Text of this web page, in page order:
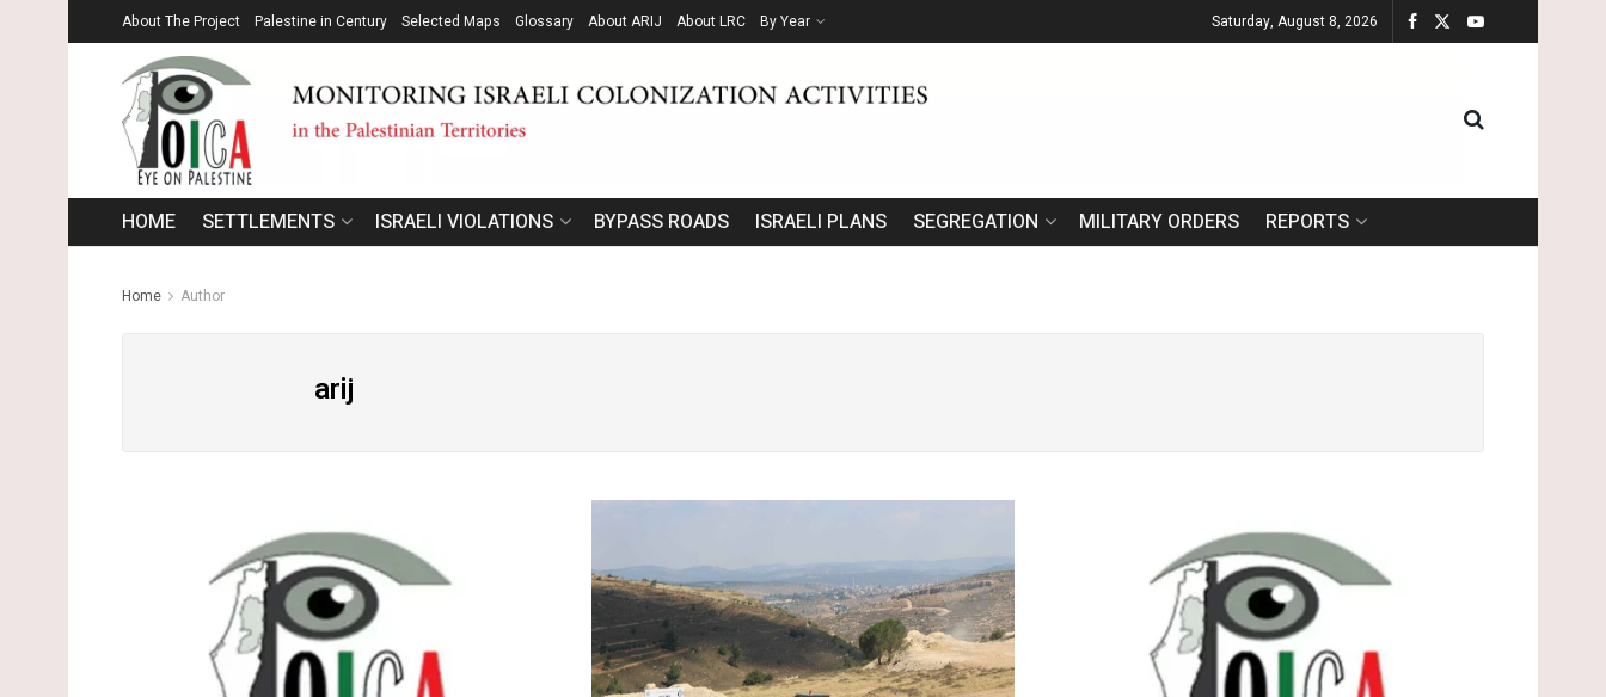
About The Project Palestine in Century Selected Maps Glossary About ARIJ About LRC By Year Saturday, August 8, 2026
HOME SETTLEMENTS ISRAELI VIOLATIONS BYPASS ROADS ISRAELI PLANS SEGREGATION MILITARY ORDERS REPORTS
Home Author
arij